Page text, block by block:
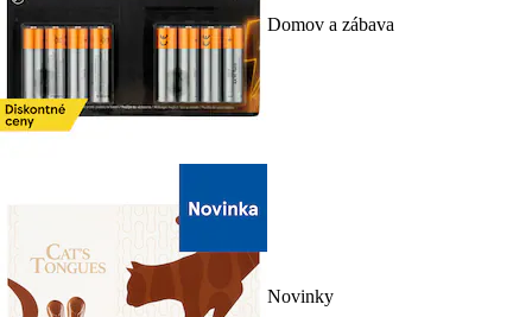
Domov a zábava
Novinky